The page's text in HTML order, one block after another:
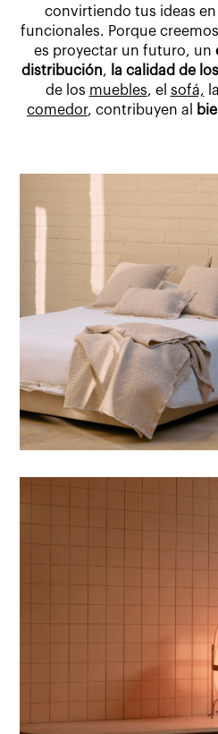
convirtiendo tus ideas
funcionales. Porque
es proyectar un futuro, un
distribución, la calidad de
de los muebles, el sofá,
comedor, contribuyen al